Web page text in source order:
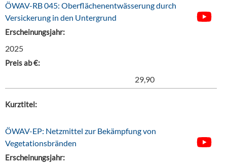
ÖWAV-RB 045: Oberflächenentwässerung durch
Versickerung in den Untergrund
Erscheinungsjahr:
2025
Preis ab €:
29,90
Kurztitel:
ÖWAV-EP: Netzmittel zur Bekämpfung von
Vegetationsbränden
Erscheinungsjahr: